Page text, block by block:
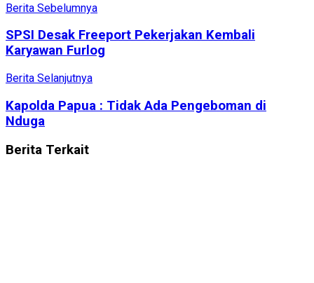
Berita Sebelumnya
SPSI Desak Freeport Pekerjakan Kembali
Karyawan Furlog
Berita Selanjutnya
Kapolda Papua : Tidak Ada Pengeboman di
Nduga
Berita Terkait